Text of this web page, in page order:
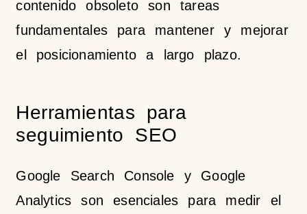
contenido obsoleto son tareas
fundamentales para mantener y mejorar
el posicionamiento a largo plazo.
Herramientas para
seguimiento SEO
Google Search Console y Google
Analytics son esenciales para medir el